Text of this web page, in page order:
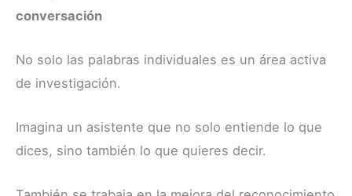
conversación
No solo las palabras individuales es un área activa
de investigación.
Imagina un asistente que no solo entiende lo que
dices, sino también lo que quieres decir.